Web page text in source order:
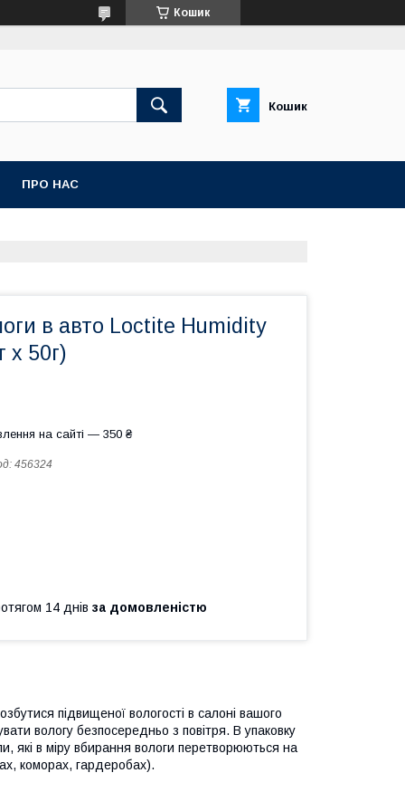
Кошик
Кошик
ПРО НАС
в авто Loctite Humidity
х 50г)
на сайті — 350 ₴
456324
14 днів за домовленістю
підвищеної вологості в салоні вашого
вологу безпосередньо з повітря. В упаковку
які в міру вбирання вологи перетворюються на
коморах, гардеробах).